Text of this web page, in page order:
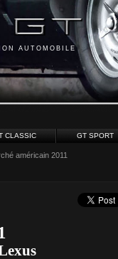
AUTOMOBILE
CLASSIC GT SPORT
américain 2011